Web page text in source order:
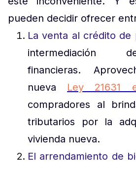
pueden decidir ofrecer
La venta al crédito de
intermediación
financieras.
nueva Ley 21631
compradores al
tributarios por la
vivienda nueva.
El arrendamiento de